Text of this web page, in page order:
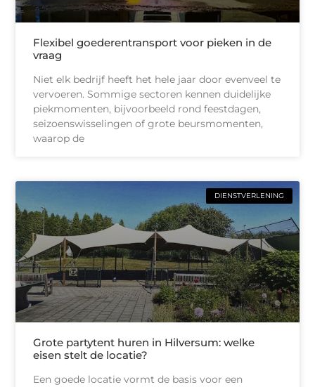
Flexibel goederentransport voor pieken in de
vraag
Niet elk bedrijf heeft het hele jaar door evenveel te
vervoeren. Sommige sectoren kennen duidelijke
piekmomenten, bijvoorbeeld rond feestdagen,
seizoenswisselingen of grote beursmomenten,
waarop de
DIENSTVERLENING
Grote partytent huren in Hilversum: welke
eisen stelt de locatie?
Een goede locatie vormt de basis voor een